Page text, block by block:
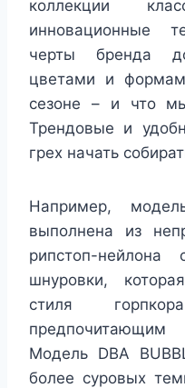
коллекции
инновационные
черты бренда
цветами и
сезоне – и что
Трендовые и
грех начать
Например,
выполнена из
рипстоп-нейлона
шнуровки,
стиля
Модель DBA
более суровых